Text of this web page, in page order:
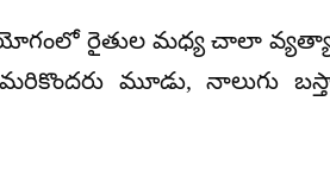
రైతుల మధ్య చాలా
మూడు, నాలుగు